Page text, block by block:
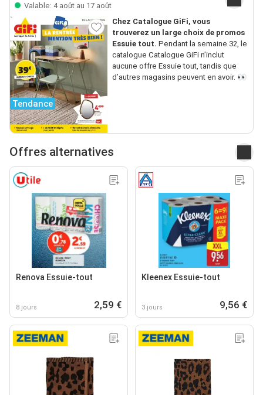
Valable: 4 août au 17 août
Tendance
Chez Catalogue GiFi, vous
trouverez un large choix de promos
Essuie tout. Pendant la semaine 32, le
catalogue Catalogue GiFi n’inclut
aucune offre Essuie tout, tandis que
d’autres magasins peuvent en avoir. 👀
Offres alternatives
Renova Essuie-tout
8 jours 2,59 €
Kleenex Essuie-tout
3 jours 9,56 €